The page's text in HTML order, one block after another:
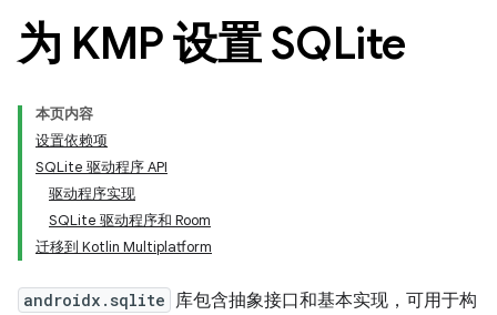
为 KMP 设置 SQLite
本页内容
设置依赖项
SQLite 驱动程序 API
驱动程序实现
SQLite 驱动程序和 Room
迁移到 Kotlin Multiplatform
androidx.sqlite 库包含抽象接口和基本实现，可用于构